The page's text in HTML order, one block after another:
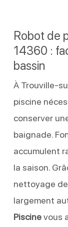
Robot de
14360 :
bassin
À Trouville-
piscine
conserver
baignade.
accumulent
la saison.
nettoyage
largement
Piscinevous